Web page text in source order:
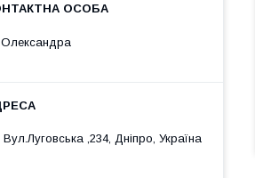
Олександра
Вул.Луговська ,234, Дніпро, Україна